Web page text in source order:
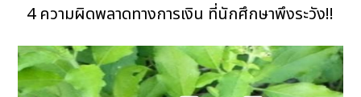
4 ความผิดพลาดทางการเงิน ที่นักศึกษาพึงระวัง!!